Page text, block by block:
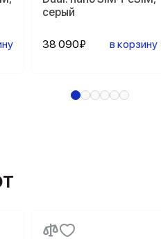
серый
38 090₽ в корзину